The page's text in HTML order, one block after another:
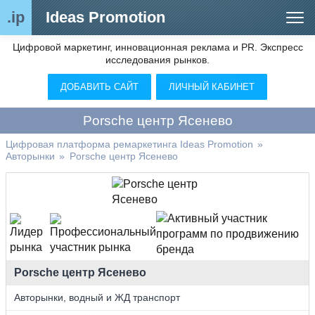
.ip Ideas Promotion
Сегменты рынка
Цифровой ремаркетинг (анализ рынка)
Видео
О нас
Цифровой маркетинг, инновационная реклама и PR. Экспресс
исследования рынков.
ДОБАВИТЬ САЙТ ЛИЧНЫЙ КАБИНЕТ
Porsche центр Ясенево
Цифровая платформа ремаркетинга Ideas Promotion »
Авторынки » Porsche центр Ясенево
Porsche центр Ясенево
Авторынки, водный и ЖД транспорт